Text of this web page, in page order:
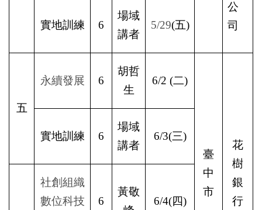
公
司
實地訓練 6
場域
講者
5/29(五)
五
永續發展 6
胡哲
生
6/2 (二)
臺
中
市
花
樹
銀
行
實地訓練 6
場域
講者
6/3(三)
社創組織
數位科技
6
黃敬
6/4(四)